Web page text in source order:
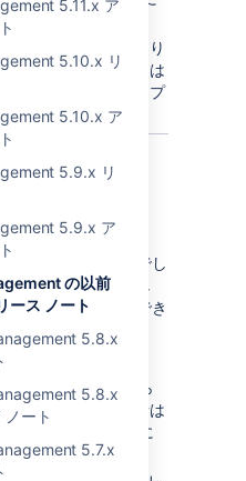
5.11.x ア
5.10.x リ
5.10.x ア
5.9.x リ
5.9.x ア
の以前
ース ノート
5.8.x
5.8.x
ノート
5.7.x
の画面が見やすくなり
ポータルへのリンクは
ターフェースのトップ
ブ
であればお気づきでし
タイルを一新しまし
新しい機能も利用でき
ェント用のユーザー
ジェント] ページから
プロジェクト管理者は
をサービス デスクに
を読む